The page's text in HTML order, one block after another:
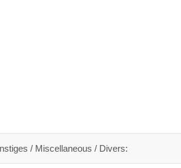
/ Miscellaneous / Divers: